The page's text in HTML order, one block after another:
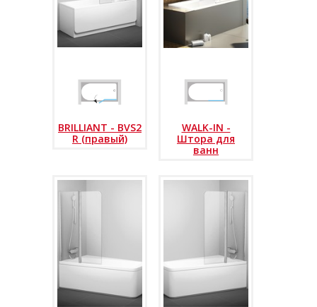
BRILLIANT - BVS2
R (правый)
WALK-IN -
Штора для
ванн